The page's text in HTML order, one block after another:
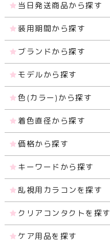
当日発送商品から探す
装用期間から探す
ブランドから探す
モデルから探す
色(カラー)から探す
着色直径から探す
価格から探す
キーワードから探す
乱視用カラコンを探す
クリアコンタクトを探す
ケア用品を探す